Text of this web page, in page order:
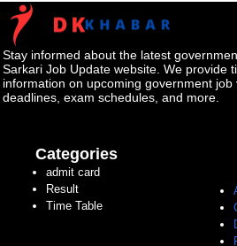
Stay informed about the latest
Sarkari Job Update website. We provide
information on upcoming government job
deadlines, exam schedules, and more.
Categories
admit card
Result
Time Table